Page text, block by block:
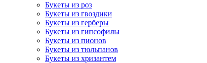
Букеты из роз
Букеты из гвоздики
Букеты из герберы
Букеты из гипсофилы
Букеты из пионов
Букеты из тюльпанов
Букеты из хризантем